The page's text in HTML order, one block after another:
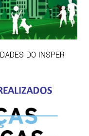
DO INSPER